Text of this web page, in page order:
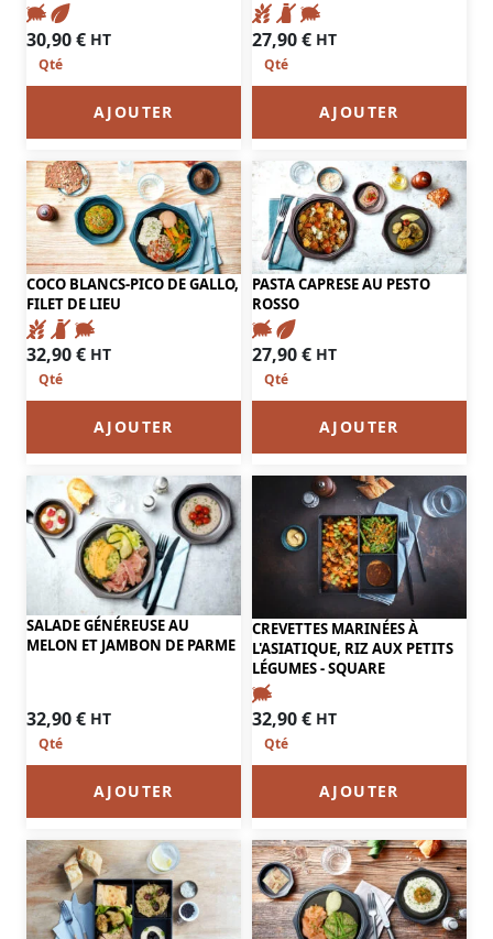
30,90€ HT
AJOUTER
27,90€ HT
AJOUTER
COCO BLANCS-PICO DE GALLO,
FILET DE LIEU
32,90€ HT
AJOUTER
PASTA CAPRESE AU PESTO
ROSSO
27,90€ HT
AJOUTER
SALADE GÉNÉREUSE AU
MELON ET JAMBON DE PARME
32,90€ HT
AJOUTER
CREVETTES MARINÉES À
L'ASIATIQUE, RIZ AUX PETITS
LÉGUMES - SQUARE
32,90€ HT
AJOUTER